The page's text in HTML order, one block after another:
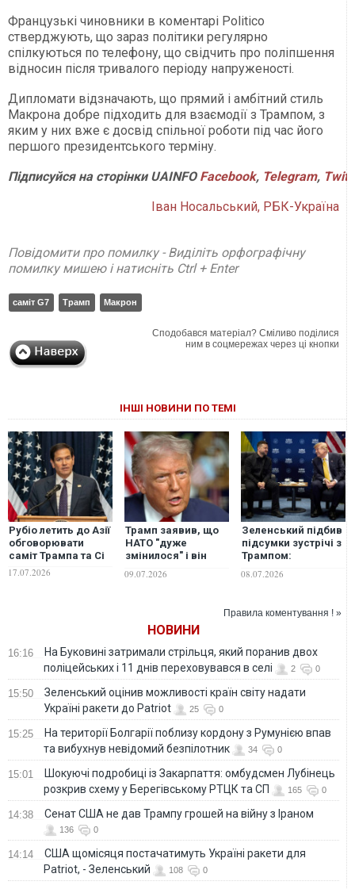
Французькі чиновники в коментарі Politico
стверджують, що зараз політики регулярно
спілкуються по телефону, що свідчить про поліпшення
відносин після тривалого періоду напруженості.
Дипломати відзначають, що прямий і амбітний стиль
Макрона добре підходить для взаємодії з Трампом, з
яким у них вже є досвід спільної роботи під час його
першого президентського терміну.
ПідписуйсянасторінкиUAINFO Facebook, Telegram,
Іван Носальський, РБК-Україна
Повідомити про помилку - Виділіть орфографічну
помилку мишею і натисніть Ctrl + Enter
саміт G7 Трамп Макрон
Сподобався матеріал? Сміливо поділися
ним в соцмережах через ці кнопки
ІНШІ НОВИНИ ПО ТЕМІ
Рубіо летить до Азії
обговорювати
саміт Трампа та Сі
17.07.2026
Трамп заявив, що
НАТО "дуже
змінилося" і він
продовжить брати
участь у самітах
09.07.2026
Зеленський підбив
підсумки зустрічі з
Трампом:
обговорили ППО,
дипломатію та ідеї
08.07.2026
Правила коментування ! »
НОВИНИ
16:16
На Буковині затримали стрільця, який поранив двох
поліцейських і 11 днів переховувався в селі
2 0
15:50
Зеленський оцінив можливості країн світу надати
Україні ракети до Patriot
25 0
15:25
На території Болгарії поблизу кордону з Румунією впав
та вибухнув невідомий безпілотник
34 0
15:01
Шокуючі подробиці із Закарпаття: омбудсмен Лубінець
розкрив схему у Берегівському РТЦК та СП
165 0
14:38 Сенат США не дав Трампу грошей на війну з Іраном
136 0
14:14
США щомісяця постачатимуть Україні ракети для
Patriot, - Зеленський
108 0